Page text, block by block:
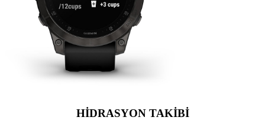
HİDRASYON TAKİBİ